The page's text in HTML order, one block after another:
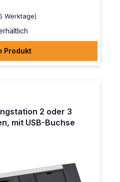
Werktage)
Produkt
2 oder 3
mit USB-Buchse